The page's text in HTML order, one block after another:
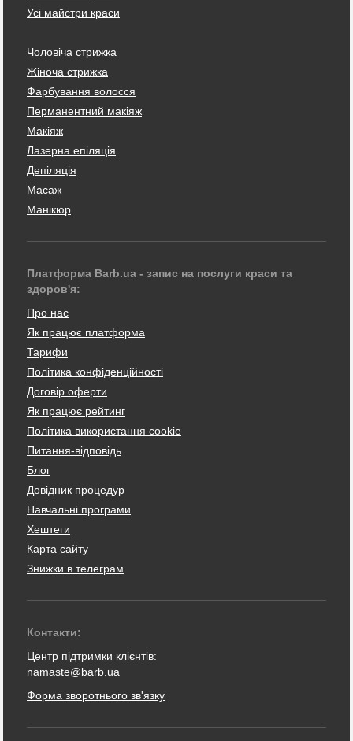
Усі майстри краси
Чоловіча стрижка
Жіноча стрижка
Фарбування волосся
Перманентний макіяж
Макіяж
Лазерна епіляція
Депіляція
Масаж
Манікюр
Платформа Barb.ua - запис на послуги краси та
здоров'я:
Про нас
Як працює платформа
Тарифи
Політика конфіденційності
Договір оферти
Як працює рейтинг
Політика використання cookie
Питання-відповідь
Блог
Довідник процедур
Навчальні програми
Хештеги
Карта сайту
Знижки в телеграм
Контакти:
Центр підтримки клієнтів:
namaste@barb.ua
Форма зворотнього зв'язку